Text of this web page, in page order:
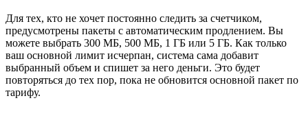
Для тех, кто не хочет постоянно следить за счетчиком,
предусмотрены пакеты с автоматическим продлением. Вы
можете выбрать 300 МБ, 500 МБ, 1 ГБ или 5 ГБ. Как только
ваш основной лимит исчерпан, система сама добавит
выбранный объем и спишет за него деньги. Это будет
повторяться до тех пор, пока не обновится основной пакет по
тарифу.